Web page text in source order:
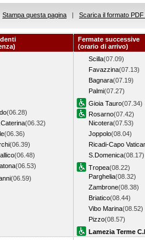
Stampa questa pagina | Scarica il formato
Fermate successive
(orario di arrivo)
(06.28)
(06.32)
(06.36)
(06.39)
(06.48)
(06.53)
(06.59)
Scilla(07.09)
Favazzina(07.13)
Bagnara(07.19)
Palmi(07.27)
Gioia Tauro(07.34)
Rosarno(07.42)
Nicotera(07.53)
Joppolo(08.04)
Ricadi-Capo
S.Domenica(08.17)
Tropea(08.22)
Parghelia(08.32)
Zambrone(08.38)
Briatico(08.44)
Vibo Marina(08.52)
Pizzo(08.57)
Lamezia Terme